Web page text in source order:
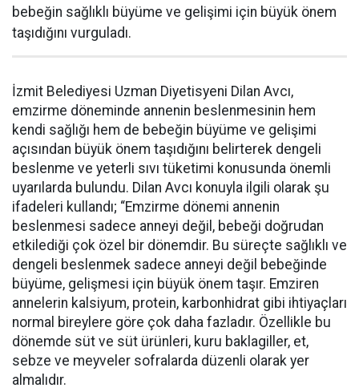
bebeğin sağlıklı büyüme ve gelişimi için büyük önem
taşıdığını vurguladı.
İzmit Belediyesi Uzman Diyetisyeni Dilan Avcı,
emzirme döneminde annenin beslenmesinin hem
kendi sağlığı hem de bebeğin büyüme ve gelişimi
açısından büyük önem taşıdığını belirterek dengeli
beslenme ve yeterli sıvı tüketimi konusunda önemli
uyarılarda bulundu. Dilan Avcı konuyla ilgili olarak şu
ifadeleri kullandı; “Emzirme dönemi annenin
beslenmesi sadece anneyi değil, bebeği doğrudan
etkilediği çok özel bir dönemdir. Bu süreçte sağlıklı ve
dengeli beslenmek sadece anneyi değil bebeğinde
büyüme, gelişmesi için büyük önem taşır. Emziren
annelerin kalsiyum, protein, karbonhidrat gibi ihtiyaçları
normal bireylere göre çok daha fazladır. Özellikle bu
dönemde süt ve süt ürünleri, kuru baklagiller, et,
sebze ve meyveler sofralarda düzenli olarak yer
almalıdır.